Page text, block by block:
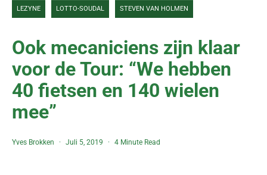
LEZYNE LOTTO-SOUDAL STEVEN VAN HOLMEN
Ook mecaniciens zijn klaar
voor de Tour: “We hebben
40 fietsen en 140 wielen
mee”
Yves Brokken Juli 5, 2019 4 Minute Read